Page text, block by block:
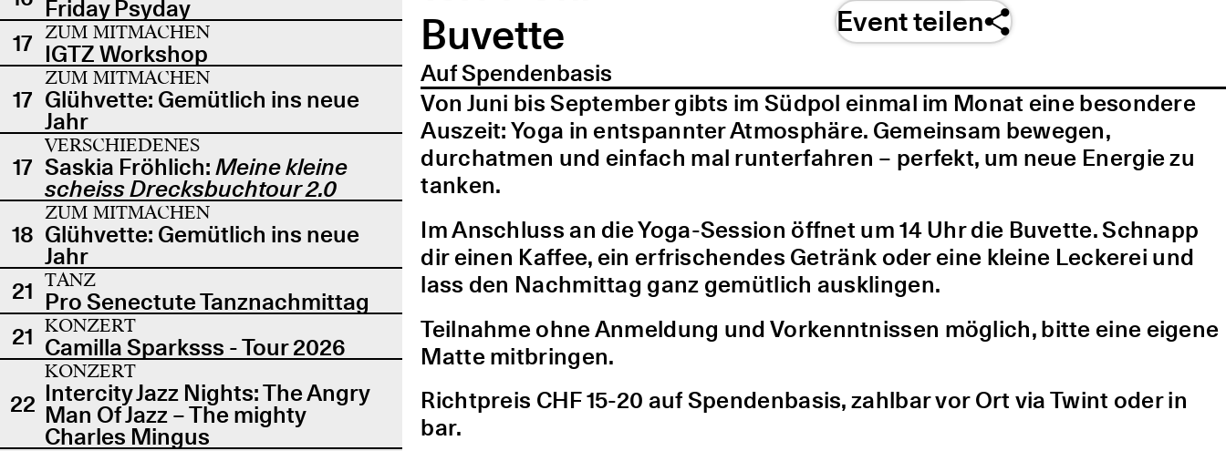
Friday Psyday
17 ZUM MITMACHEN
IGTZ Workshop
17
ZUM MITMACHEN
Glühvette: Gemütlich ins neue
Jahr
17
VERSCHIEDENES
Saskia Fröhlich: Meine kleine
scheiss Drecksbuchtour 2.0
18
ZUM MITMACHEN
Glühvette: Gemütlich ins neue
Jahr
21 TANZ
Pro Senectute Tanznachmittag
21 KONZERT
Camilla Sparksss - Tour 2026
22
KONZERT
Intercity Jazz Nights: The Angry
Man Of Jazz – The mighty
Charles Mingus
Buvette
Auf Spendenbasis
Event teilen
Von Juni bis September gibts im Südpol einmal im Monat eine besondere
Auszeit: Yoga in entspannter Atmosphäre. Gemeinsam bewegen,
durchatmen und einfach mal runterfahren – perfekt, um neue Energie zu
tanken.
Im Anschluss an die Yoga-Session öffnet um 14 Uhr die Buvette. Schnapp
dir einen Kaffee, ein erfrischendes Getränk oder eine kleine Leckerei und
lass den Nachmittag ganz gemütlich ausklingen.
Teilnahme ohne Anmeldung und Vorkenntnissen möglich, bitte eine eigene
Matte mitbringen.
Richtpreis CHF 15-20 auf Spendenbasis, zahlbar vor Ort via Twint oder in
bar.